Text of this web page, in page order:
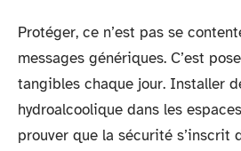
Protéger, ce n’est pas se
messages génériques. C’est
tangibles chaque jour. Installer
hydroalcoolique dans les
prouver que la sécurité s’inscrit